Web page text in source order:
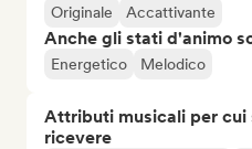
Originale
Accattivante
Anche gli stati d'animo
Energetico Melodico
Attributi musicali per cui
ricevere